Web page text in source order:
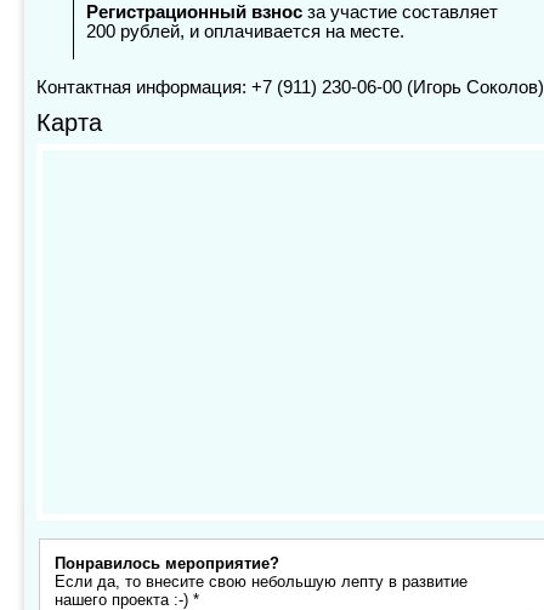
Регистрационный взнос за участие составляет
200 рублей, и оплачивается на месте.
Контактная информация: +7 (911) 230-06-00 (Игорь Соколов)
Карта
Понравилось мероприятие?
Если да, то внесите свою небольшую лепту в развитие
нашего проекта :-) *